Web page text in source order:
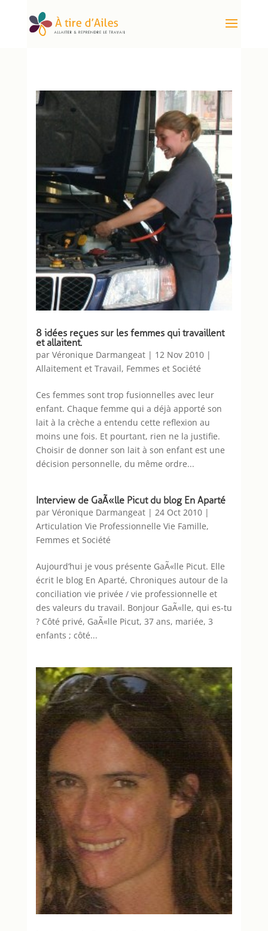
8 idées reçues sur les femmes qui travaillent
et allaitent.
par Véronique Darmangeat| 12 Nov 2010|
Allaitement et Travail, Femmes et Société
Ces femmes sont trop fusionnelles avec leur
enfant. Chaque femme qui a déjà apporté son
lait à la crèche a entendu cette reflexion au
moins une fois. Et pourtant, rien ne la justifie.
Choisir de donner son lait à son enfant est une
décision personnelle, du même ordre...
Interview de GaÃ«lle Picut du blog En Aparté
par Véronique Darmangeat| 24 Oct 2010|
Articulation Vie Professionnelle Vie Famille,
Femmes et Société
Aujourd’hui je vous présente GaÃ«lle Picut. Elle
écrit le blog En Aparté, Chroniques autour de la
conciliation vie privée / vie professionnelle et
des valeurs du travail. Bonjour GaÃ«lle, qui es-tu
? Côté privé, GaÃ«lle Picut, 37 ans, mariée, 3
enfants ; côté...